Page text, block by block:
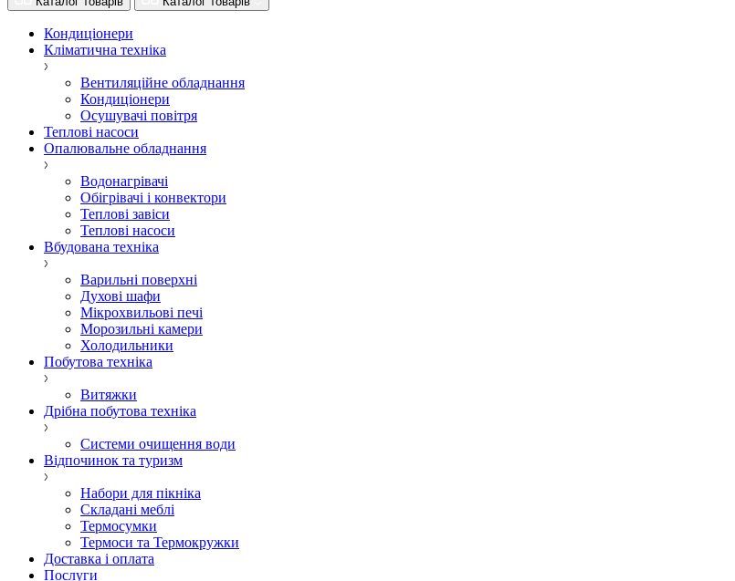
Кондиціонери
Кліматична техніка
Вентиляційне обладнання
Кондиціонери
Осушувачі повітря
Теплові насоси
Опалювальне обладнання
Водонагрівачі
Обігрівачі і конвектори
Теплові завіси
Теплові насоси
Вбудована техніка
Варильні поверхні
Духові шафи
Мікрохвильові печі
Морозильні камери
Холодильники
Побутова техніка
Витяжки
Дрібна побутова техніка
Системи очищення води
Відпочинок та туризм
Набори для пікніка
Складані меблі
Термосумки
Термоси та Термокружки
Доставка і оплата
Послуги